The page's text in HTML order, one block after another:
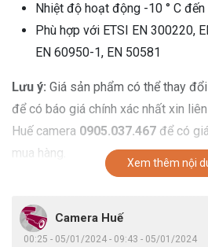
Nhiệt độ hoạt động -10 ° C đến
Phù hợp với ETSI EN 300220,
EN 60950-1, EN 50581
Lưu ý: Giá sản phẩm có thể thay
để có báo giá chính xác nhất xin
Huế camera 0905.037.467 để có
mua hàng.
Xem thêm nội
Camera Huế
00:25 - 05/01/2024 - 09:43 - 05/01/2024